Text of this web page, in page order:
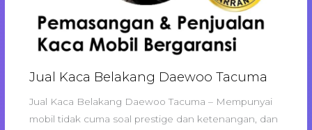
Jual Kaca Belakang Daewoo Tacuma
Jual Kaca Belakang Daewoo Tacuma – Mempunyai
mobil tidak cuma soal prestige dan ketenangan, dan